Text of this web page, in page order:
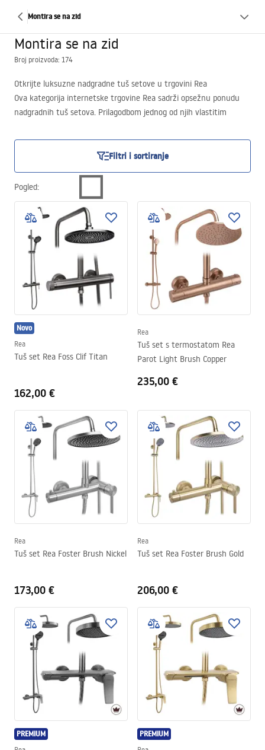
Montira se na zid
Montira se na zid
Broj proizvoda: 174
Otkrijte luksuzne nadgradne tuš setove u trgovini Rea
Ova kategorija internetske trgovine Rea sadrži opsežnu ponudu
nadgradnih tuš setova. Prilagodbom jednog od njih vlastitim
tuš set koji je istovremeno estetski, funkcionalan i pouzdan? U
ovoj kategoriji internetske trgovine Rea možete pronaći mnoštvo
takvih setova u različitim stilovima, bojama i s dodatnim
funkcijama!
Moderan i elegantan dizajn nadgradnog tuš seta iz Rea
Filtri i sortiranje
Pogled:
Novo
Rea
Tuš set Rea Foss Clif Titan
162,00 €
Rea
Tuš set s termostatom Rea
Parot Light Brush Copper
235,00 €
Rea
Tuš set Rea Foster Brush Nickel
173,00 €
Rea
Tuš set Rea Foster Brush Gold
206,00 €
PREMIUM PREMIUM